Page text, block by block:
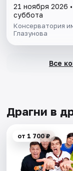
21 ноября 2026 •
суббота
Консерватория
Глазунова
Все
Драгни в
от 1 700 ₽